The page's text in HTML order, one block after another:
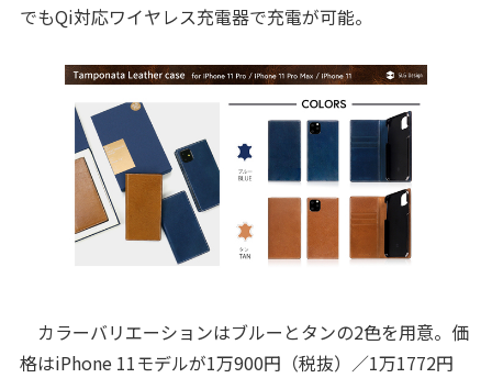
でもQi対応ワイヤレス充電器で充電が可能。
カラーバリエーションはブルーとタンの2色を用意。価
格はiPhone 11モデルが1万900円（税抜）／1万1772円